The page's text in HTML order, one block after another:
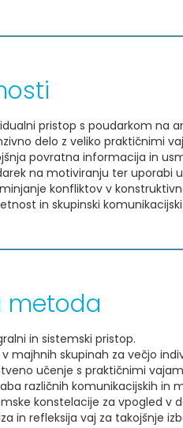
pristop s poudarkom na
delo z veliko praktičnimi
povratna informacija in
na motiviranju ter uporabi
konfliktov v
in skupinski
metoda
in sistemski pristop.
v majhnih skupinah za večjo
učenje s praktičnimi
različnih komunikacijskih in
konstelacije za vpogled v
in refleksija vaj za takojšnje